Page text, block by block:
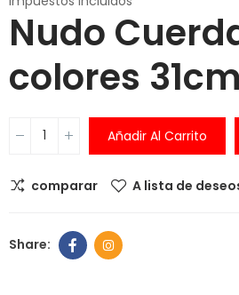
Nudo
colores 31cm
Añadir Al Carrito
comparar A lista de